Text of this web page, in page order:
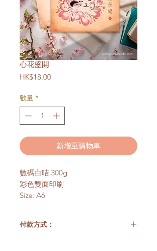
心花盛開
HK$18.00價
數量 *
新增至購物車
數碼白咭 300g
彩色雙面印刷
Size: A6
付款方式：